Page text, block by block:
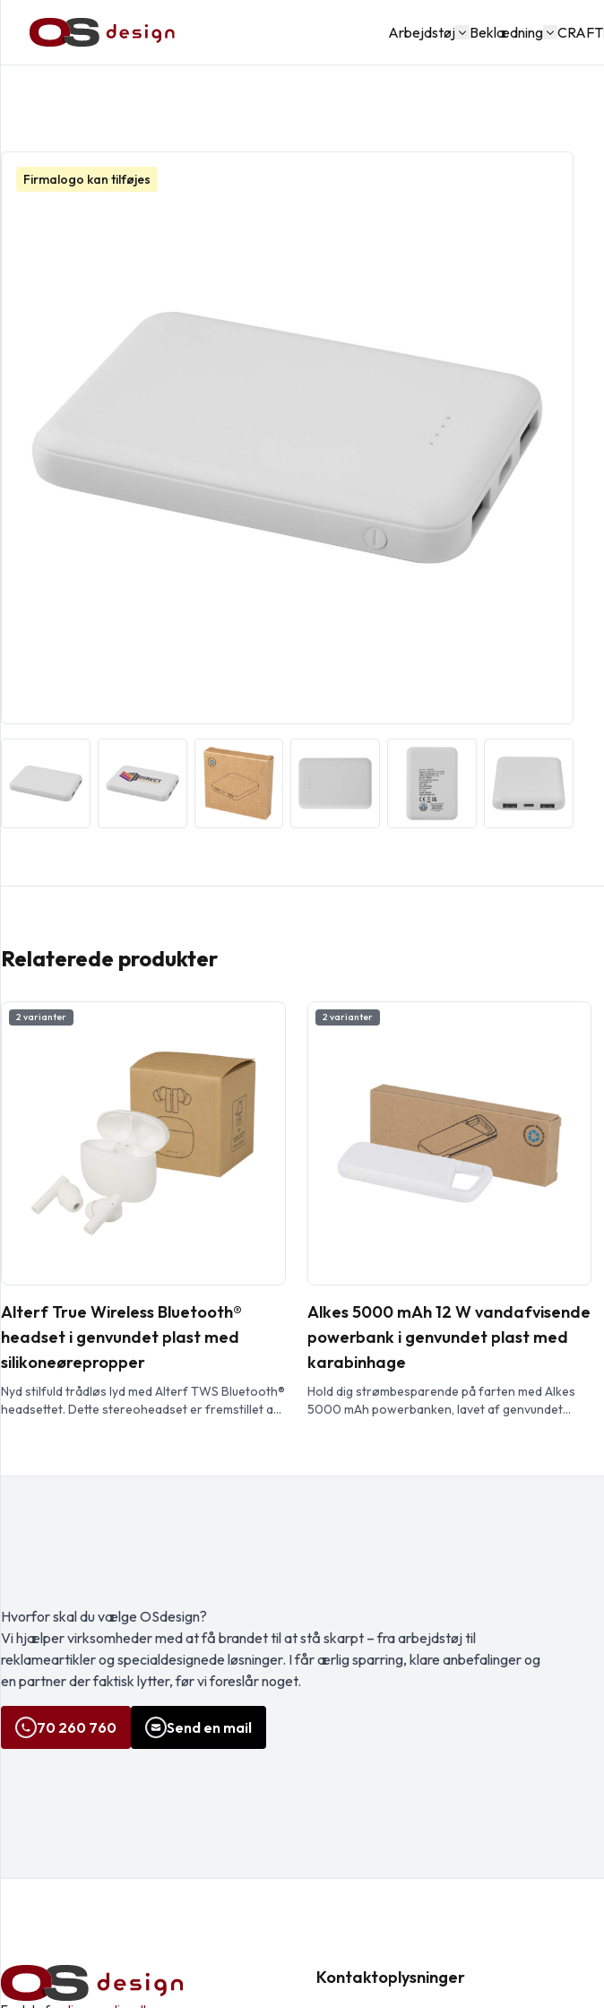
Arbejdstøj Beklædning CRAFT
Firmalogo kan tilføjes
Relaterede produkter
2 varianter
Alterf True Wireless Bluetooth®
headset i genvundet plast med
silikoneørepropper
Nyd stilfuld trådløs lyd med Alterf TWS Bluetooth®
headsettet. Dette stereoheadset er fremstillet af
2 varianter
Alkes 5000 mAh 12 W vandafvisende
powerbank i genvundet plast med
karabinhage
Hold dig strømbesparende på farten med Alkes
5000 mAh powerbanken, lavet af genvundet
Hvorfor skal du vælge OSdesign?
Vi hjælper virksomheder med at få brandet til at stå skarpt – fra arbejdstøj til
reklameartikler og specialdesignede løsninger. I får ærlig sparring, klare anbefalinger og
en partner der faktisk lytter, før vi foreslår noget.
70 260 760 Send en mail
Kontaktoplysninger